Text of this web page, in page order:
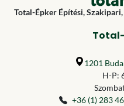
Total-Épker Építési,
1201
H-P:
+36 (1) 283